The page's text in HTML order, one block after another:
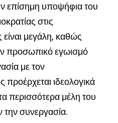
επίσημη υποψήφια του
στις
είναι μεγάλη, καθώς
προσωπικό εγωισμό
με τον
προέρχεται ιδεολογικά
περισσότερα μέλη του
συνεργασία.